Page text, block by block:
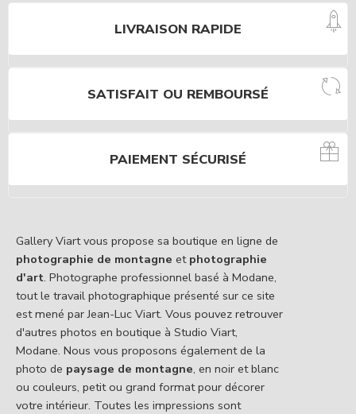
LIVRAISON RAPIDE
SATISFAIT OU REMBOURSÉ
PAIEMENT SÉCURISÉ
Gallery Viart vous propose sa boutique en ligne de
photographie de montagne et photographie
d'art. Photographe professionnel basé à Modane,
tout le travail photographique présenté sur ce site
est mené par Jean-Luc Viart. Vous pouvez retrouver
d'autres photos en boutique à Studio Viart,
Modane. Nous vous proposons également de la
photo de paysage de montagne, en noir et blanc
ou couleurs, petit ou grand format pour décorer
votre intérieur. Toutes les impressions sont